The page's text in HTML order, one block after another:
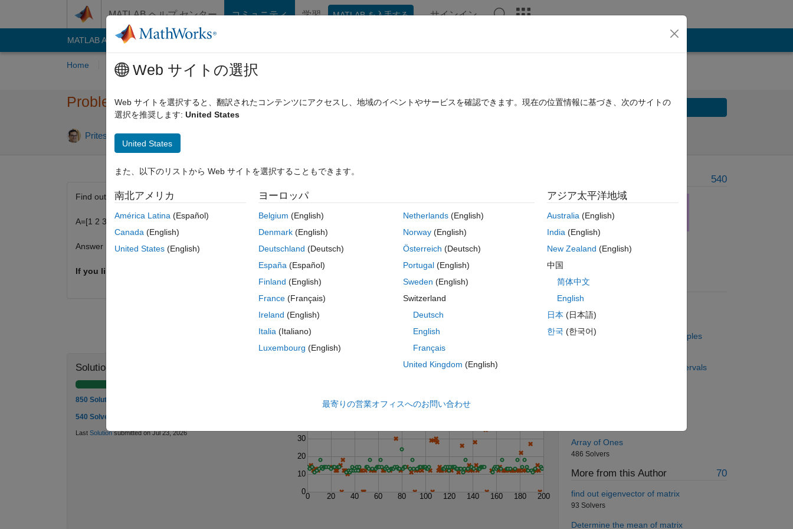
MATLAB ヘルプ センター コミュニティ 学習 MATLAB を入手する サインイン
MATLAB Answers File Exchange
Home Problem Groups Problems Players
Problem 2558. Find out sum of all elements of given Matrix
Pritesh Shah 540 solvers
Solve
Find out sum of all elements of given Matrix
A=[1 2 3;4 5 6 ;7 8 9];
Answer must be: 45
If you like this problem, please clik below on like
Solve
Solution Stats
850 Solutions
540 Solvers
Last Solutionsubmitted on Jul 23, 2026
0 20 40 60 80 100 120 140 160 180 200
0
10
20
30
540
Suggested Problems
Quote Doubler
3877 Solvers
Create a square matrix of multiples
Generate N equally spaced intervals
Array of Ones
486 Solvers
More from this Author 70
find out eigenvector of matrix
93 Solvers
Determine the mean of matrix
Web サイトの選択
Web サイトを選択すると、翻訳されたコンテンツにアクセスし、地域のイベントやサービスを確認できます。現在の位置情報に基づき、次のサイトの
選択を推奨します: United States
United States
また、以下のリストから Web サイトを選択することもできます。
南北アメリカ
América Latina (Español)
Canada (English)
United States (English)
ヨーロッパ
Belgium (English)
Denmark (English)
Deutschland (Deutsch)
España (Español)
Finland (English)
France (Français)
Ireland (English)
Italia (Italiano)
Luxembourg (English)
Netherlands(English)
Norway(English)
Österreich (Deutsch)
Portugal(English)
Sweden (English)
Switzerland
Deutsch
English
Français
United Kingdom (English)
アジア太平洋地域
Australia(English)
India(English)
New Zealand (English)
中国
简体中文
English
日本 (日本語)
한국 (한국어)
最寄りの営業オフィスへのお問い合わせ